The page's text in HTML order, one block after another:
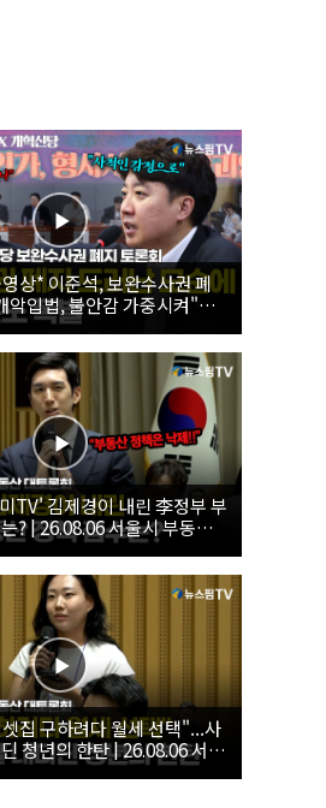
상* 이준석, 보완수사권 폐
악입법, 불안감 가중시켜"｜
보완수사권 폐지 토론회
TV' 김제경이 내린 李정부 부
? | 26.08.06 서울시 부동산
집 구하려다 월세 선택"...사
청년의 한탄 | 26.08.06 서울
회